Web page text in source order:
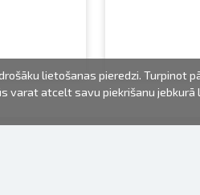
lietošanas pieredzi. Turpinot
varat atcelt savu piekrišanu